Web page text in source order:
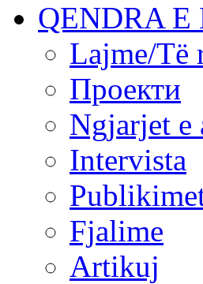
QENDRA E
Lajme/Të
Проекти
Ngjarjet e
Intervista
Fjalime
Artikuj